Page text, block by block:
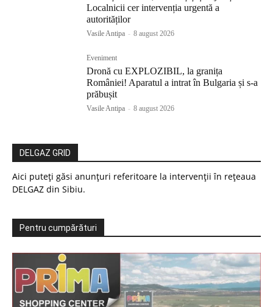
Localnicii cer intervenția urgentă a
autorităților
Vasile Antipa - 8 august 2026
Eveniment
Dronă cu EXPLOZIBIL, la granița
României! Aparatul a intrat în Bulgaria și s-a
prăbușit
Vasile Antipa - 8 august 2026
DELGAZ GRID
Aici puteți găsi anunțuri referitoare la intervenții în rețeaua
DELGAZ din Sibiu.
Pentru cumpărături